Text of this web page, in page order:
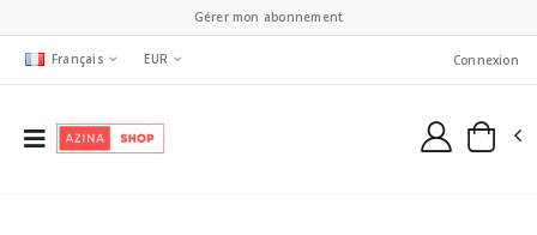
Gérer mon abonnement
Français EUR Connexion